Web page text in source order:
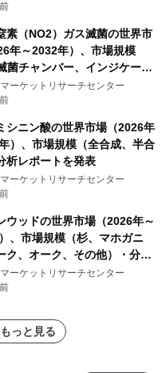
素（NO2）ガス滅菌の世界市
年～2032年）、市場規模
菌チャンバー、インジケータ
モニタリングシステム、その
析レポートを発表
ーケットリサーチセンター
シニン酸の世界市場（2026年
）、市場規模（全合成、半合
析レポートを発表
ーケットリサーチセンター
ウッドの世界市場（2026年～
、市場規模（杉、マホガニ
ク、オーク、その他）・分析
を発表
ーケットリサーチセンター
っと見る